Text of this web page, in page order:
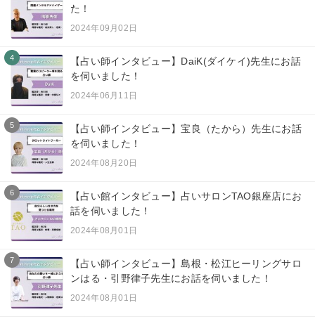
た！
2024年09月02日
4
【占い師インタビュー】DaiK(ダイケイ)先生にお話
を伺いました！
2024年06月11日
5
【占い師インタビュー】宝良（たから）先生にお話
を伺いました！
2024年08月20日
6
【占い館インタビュー】占いサロンTAO銀座店にお
話を伺いました！
2024年08月01日
7
【占い師インタビュー】島根・松江ヒーリングサロ
ンはる・引野律子先生にお話を伺いました！
2024年08月01日